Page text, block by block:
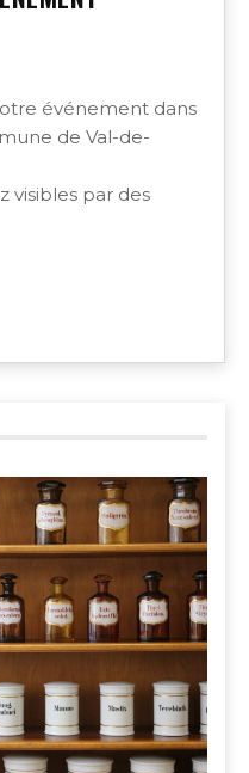
événement dans
de Val-de-
visibles par des